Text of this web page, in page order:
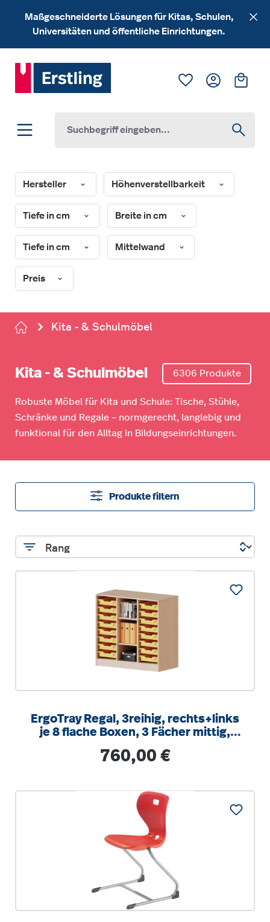
Zum Hauptinhalt springen
Maßgeschneiderte Lösungen für Kitas, Schulen,
Universitäten und öffentliche Einrichtungen.
Du hast 0
Hersteller Höhenverstellbarkeit
Tiefe in cm Breite in cm
Tiefe in cm Mittelwand
Preis
Kita - & Schulmöbel
Kita - & Schulmöbel 6306 Produkte
Robuste Möbel für Kita und Schule: Tische, Stühle,
Schränke und Regale – normgerecht, langlebig und
funktional für den Alltag in Bildungseinrichtungen.
Produkte filtern
ErgoTray Regal, 3reihig, rechts+links
je 8 flache Boxen, 3 Fächer mittig,
Regulärer Preis:
760,00 €